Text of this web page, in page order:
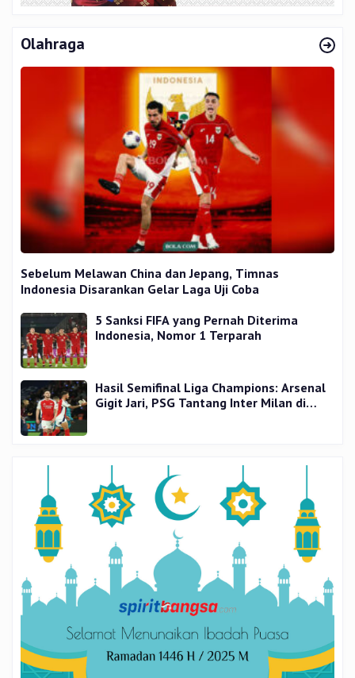
Olahraga
Sebelum Melawan China dan Jepang, Timnas
Indonesia Disarankan Gelar Laga Uji Coba
5 Sanksi FIFA yang Pernah Diterima
Indonesia, Nomor 1 Terparah
Hasil Semifinal Liga Champions: Arsenal
Gigit Jari, PSG Tantang Inter Milan di